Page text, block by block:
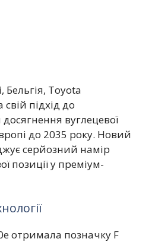
Бельгія, Toyota
підхід до
досягнення вуглецевої
до 2035 року. Новий
серйозний намір
позиції у преміум-
отримала позначку F